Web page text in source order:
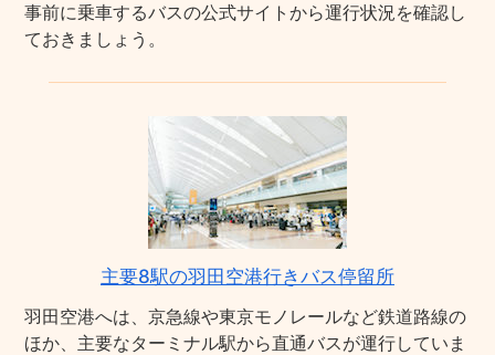
事前に乗車するバスの公式サイトから運行状況を確認し
ておきましょう。
主要8駅の羽田空港行きバス停留所
羽田空港へは、京急線や東京モノレールなど鉄道路線の
ほか、主要なターミナル駅から直通バスが運行していま